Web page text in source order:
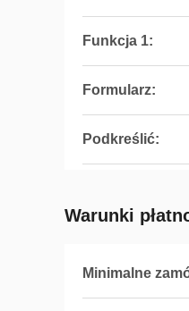
Funkcja 1:
Formularz:
Podkreślić:
Warunki
Minimalne